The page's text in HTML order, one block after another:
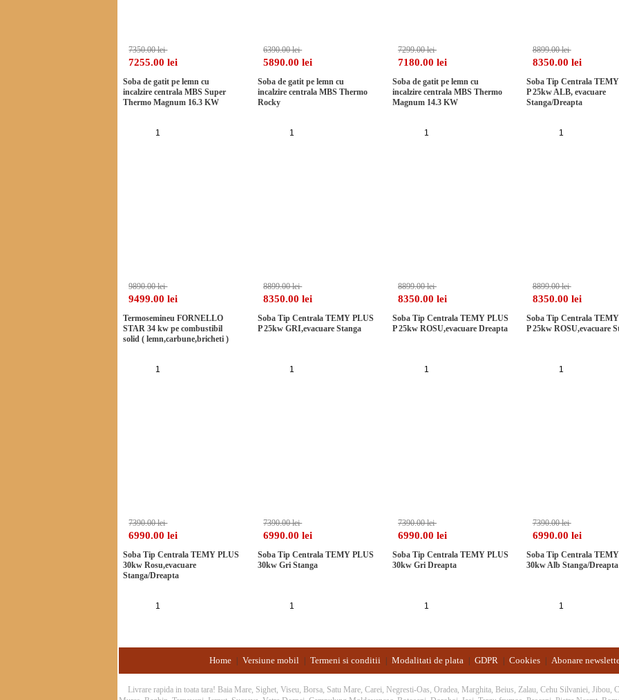
7350.00 lei
7255.00 lei
Soba de gatit pe lemn cu
incalzire centrala MBS Super
Thermo Magnum 16.3 KW
6390.00 lei
5890.00 lei
Soba de gatit pe lemn cu
incalzire centrala MBS Thermo
Rocky
7299.00 lei
7180.00 lei
Soba de gatit pe lemn cu
incalzire centrala MBS Thermo
Magnum 14.3 KW
8899.00 lei
8350.00 lei
Soba Tip Centrala
P 25kw ALB, evacuare
Stanga/Dreapta
9890.00 lei
9499.00 lei
Termosemineu FORNELLO
STAR 34 kw pe combustibil
solid ( lemn,carbune,bricheti )
8899.00 lei
8350.00 lei
Soba Tip Centrala TEMY PLUS
P 25kw GRI,evacuare Stanga
8899.00 lei
8350.00 lei
Soba Tip Centrala TEMY PLUS
P 25kw ROSU,evacuare Dreapta
8899.00 lei
8350.00 lei
Soba Tip Centrala
P 25kw ROSU,evacuare
7390.00 lei
6990.00 lei
Soba Tip Centrala TEMY PLUS
30kw Rosu,evacuare
Stanga/Dreapta
7390.00 lei
6990.00 lei
Soba Tip Centrala TEMY PLUS
30kw Gri Stanga
7390.00 lei
6990.00 lei
Soba Tip Centrala TEMY PLUS
30kw Gri Dreapta
7390.00 lei
6990.00 lei
Soba Tip Centrala
30kw Alb Stanga/Dreapta
Home Versiune mobil Termeni si conditii Modalitati de plata GDPR Cookies Abonare
Livrare rapida in toata tara! Baia Mare, Sighet, Viseu, Borsa, Satu Mare, Carei, Negresti-Oas, Oradea, Marghita, Beius, Zalau, Cehu Silvaniei,